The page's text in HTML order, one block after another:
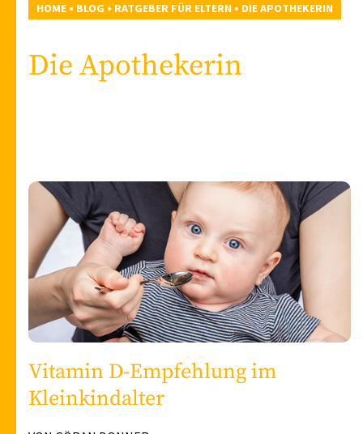
HOME • BLOG • RATGEBER FÜR ELTERN • DIE APOTHEKERIN
Die Apothekerin
Vitamin D-Empfehlung im
Kleinkindalter